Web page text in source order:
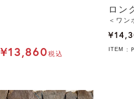
¥13,860税込
ロン
＜ワン
¥
ITEM